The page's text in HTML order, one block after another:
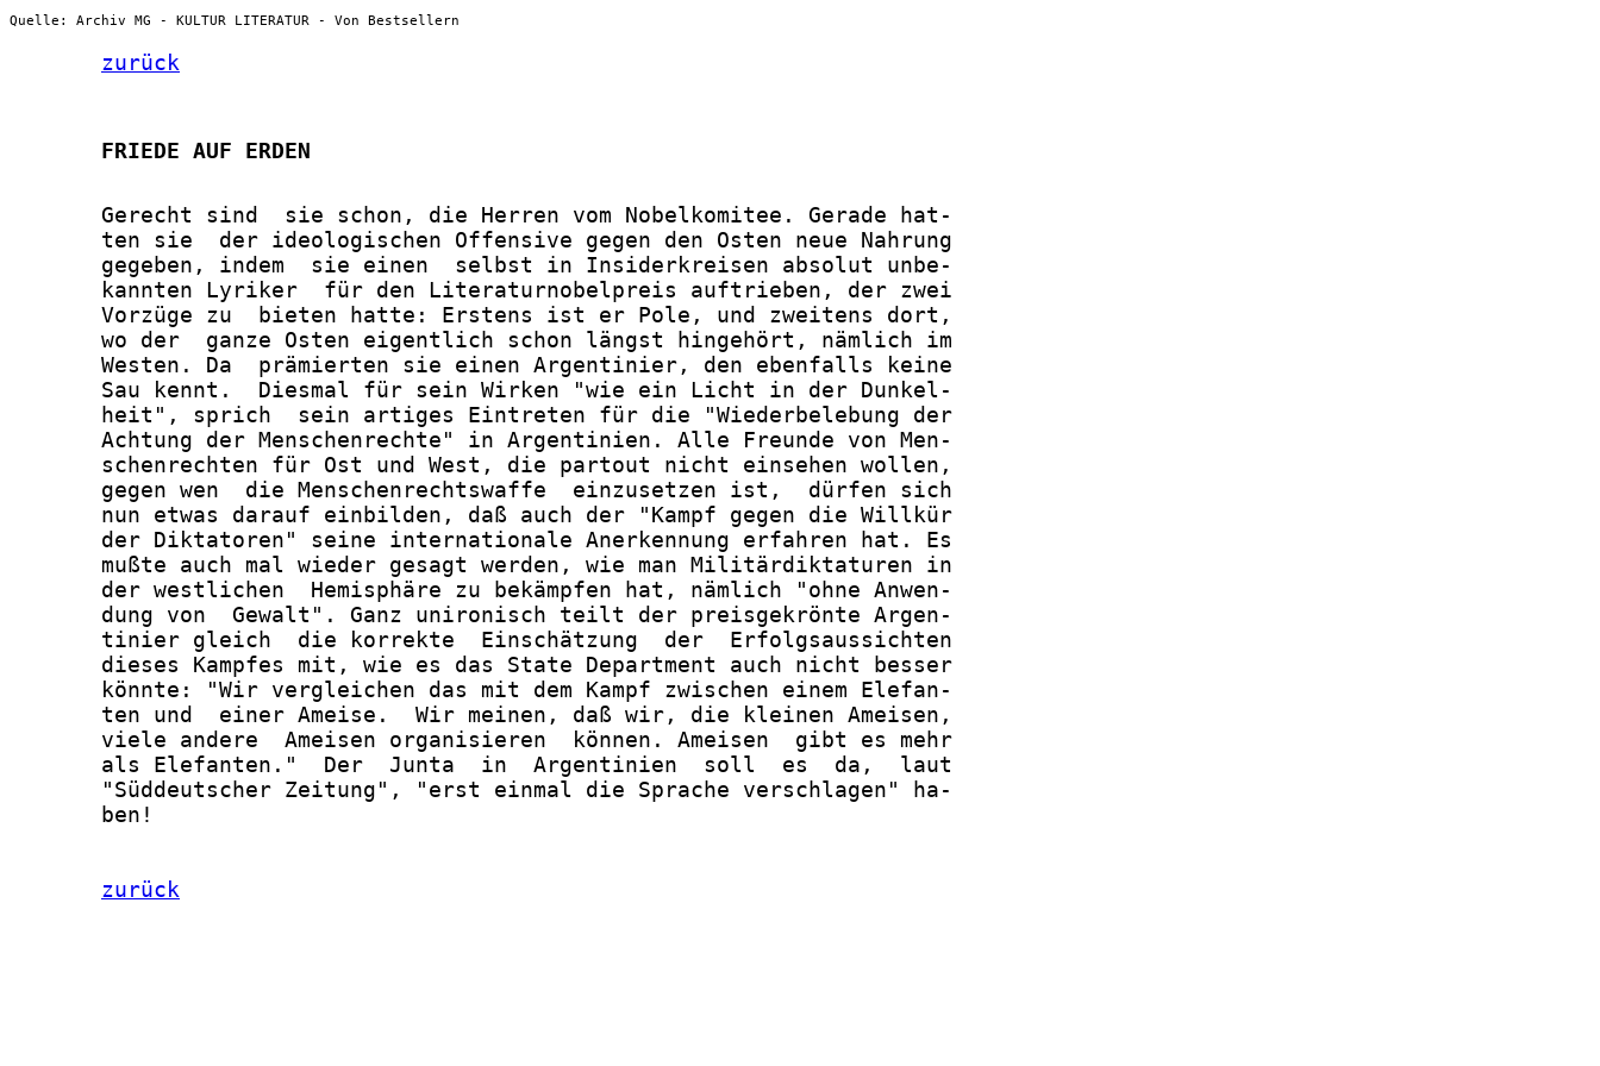
Quelle: Archiv MG - KULTUR LITERATUR - Von Bestsellern
zurück
       FRIEDE AUF ERDEN
       Gerecht sind  sie schon, die Herren vom Nobelkomitee. Gerade hat-
       ten sie  der ideologischen Offensive gegen den Osten neue Nahrung
       gegeben, indem  sie einen  selbst in Insiderkreisen absolut unbe-
       kannten Lyriker  für den Literaturnobelpreis auftrieben, der zwei
       Vorzüge zu  bieten hatte: Erstens ist er Pole, und zweitens dort,
       wo der  ganze Osten eigentlich schon längst hingehört, nämlich im
       Westen. Da  prämierten sie einen Argentinier, den ebenfalls keine
       Sau kennt.  Diesmal für sein Wirken "wie ein Licht in der Dunkel-
       heit", sprich  sein artiges Eintreten für die "Wiederbelebung der
       Achtung der Menschenrechte" in Argentinien. Alle Freunde von Men-
       schenrechten für Ost und West, die partout nicht einsehen wollen,
       gegen wen  die Menschenrechtswaffe  einzusetzen ist,  dürfen sich
       nun etwas darauf einbilden, daß auch der "Kampf gegen die Willkür
       der Diktatoren" seine internationale Anerkennung erfahren hat. Es
       mußte auch mal wieder gesagt werden, wie man Militärdiktaturen in
       der westlichen  Hemisphäre zu bekämpfen hat, nämlich "ohne Anwen-
       dung von  Gewalt". Ganz unironisch teilt der preisgekrönte Argen-
       tinier gleich  die korrekte  Einschätzung  der  Erfolgsaussichten
       dieses Kampfes mit, wie es das State Department auch nicht besser
       könnte: "Wir vergleichen das mit dem Kampf zwischen einem Elefan-
       ten und  einer Ameise.  Wir meinen, daß wir, die kleinen Ameisen,
       viele andere  Ameisen organisieren  können. Ameisen  gibt es mehr
       als Elefanten."  Der  Junta  in  Argentinien  soll  es  da,  laut
       "Süddeutscher Zeitung", "erst einmal die Sprache verschlagen" ha-
       ben!
zurück